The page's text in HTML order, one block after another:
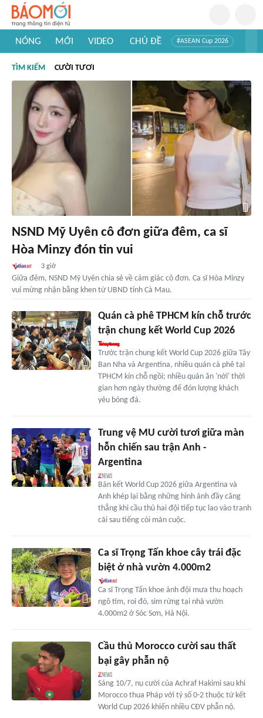
NÓNG MỚI VIDEO CHỦ ĐỀ #ASEAN Cup 2026
#Khám phá thế giới
TÌM KIẾM CƯỜI TƯƠI
NSND Mỹ Uyên cô đơn giữa đêm, ca sĩ
Hòa Minzy đón tin vui
3 giờ
Giữa đêm, NSND Mỹ Uyên chia sẻ về cảm giác cô đơn. Ca sĩ Hòa Minzy
vui mừng nhận bằng khen từ UBND tỉnh Cà Mau.
Quán cà phê TPHCM kín chỗ trước
trận chung kết World Cup 2026
Trước trận chung kết World Cup 2026 giữa Tây
Ban Nha và Argentina, nhiều quán cà phê tại
TPHCM kín chỗ ngồi; nhiều quán ăn 'nới' thời
gian hơn ngày thường để đón lượng khách
yêu bóng đá.
Trung vệ MU cười tươi giữa màn
hỗn chiến sau trận Anh -
Argentina
Bán kết World Cup 2026 giữa Argentina và
Anh khép lại bằng những hình ảnh đầy căng
thẳng khi cầu thủ hai đội tiếp tục lao vào tranh
cãi sau tiếng còi mãn cuộc.
Ca sĩ Trọng Tấn khoe cây trái đặc
biệt ở nhà vườn 4.000m2
Ca sĩ Trọng Tấn khoe ảnh đội mưa thu hoạch
ngô tím, roi đỏ, sim rừng tại nhà vườn
4.000m2 ở Sóc Sơn, Hà Nội.
Cầu thủ Morocco cười sau thất
bại gây phẫn nộ
Sáng 10/7, nụ cười của Achraf Hakimi sau khi
Morocco thua Pháp với tỷ số 0-2 thuộc tứ kết
World Cup 2026 khiến nhiều CĐV phẫn nộ.